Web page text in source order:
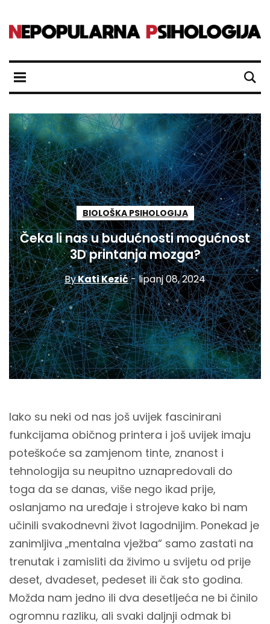
BIOLOŠKA PSIHOLOGIJA
Čeka li nas u budućnosti mogućnost
3D printanja mozga?
ByKati Kezić- lipanj 08, 2024
Iako su neki od nas još uvijek fascinirani
funkcijama običnog printera i još uvijek imaju
poteškoće sa zamjenom tinte, znanost i
tehnologija su neupitno uznapredovali do
toga da se danas, više nego ikad prije,
oslanjamo na uređaje i strojeve kako bi nam
učinili svakodnevni život lagodnijim. Ponekad je
zanimljiva „mentalna vježba“ samo zastati na
trenutak i zamisliti da živimo u svijetu od prije
deset, dvadeset, pedeset ili čak sto godina.
Možda nam jedno ili dva desetljeća ne bi činilo
ogromnu razliku, ali svaki daljnji odmak bi